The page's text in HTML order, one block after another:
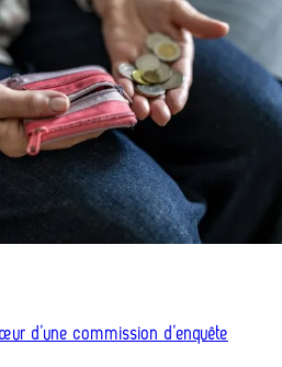
d’une commission d’enquête